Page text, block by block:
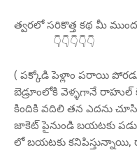
త్వరలో సరికొత్త కథ మీ
👇👇👇👇👇
( పక్కోడి పెళ్లాం పరాయి
బెడ్రూంలోకి వెళ్ళగానే రాహుల్
కిందికి వదిలి తన ఎదను
జాకెట్ పైనుండి బయటకు
లో బయటకు కనిపిస్తున్నాయి,